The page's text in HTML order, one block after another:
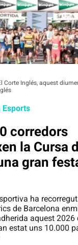
Corte Inglés, aquest
Esports
corredors
la Cursa
gran
ha
de Barcelona
aquest 2026
estat uns 10.000